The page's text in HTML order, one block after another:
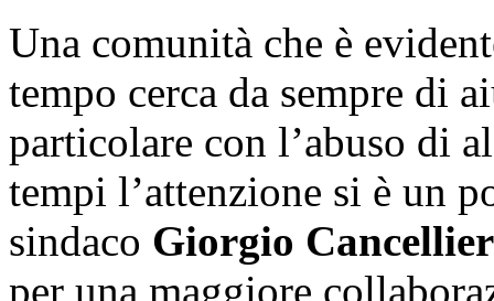
Una comunità che è
tempo cerca da sempre di
particolare con l’abuso di
tempi l’attenzione si è un
sindaco Giorgio
per una maggiore